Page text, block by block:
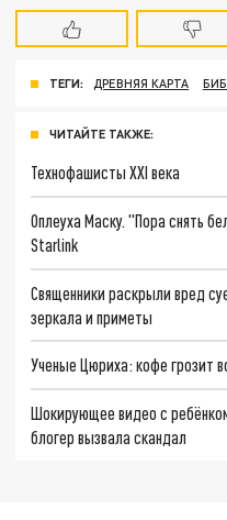
ТЕГИ: ДРЕВНЯЯ КАРТА
ЧИТАЙТЕ ТАКЖЕ:
Технофашисты XXI века
Оплеуха Маску. "Пора снять
Starlink
Священники раскрыли вред
зеркала и приметы
Ученые Цюриха: кофе грозит
Шокирующее видео с
блогер вызвала скандал